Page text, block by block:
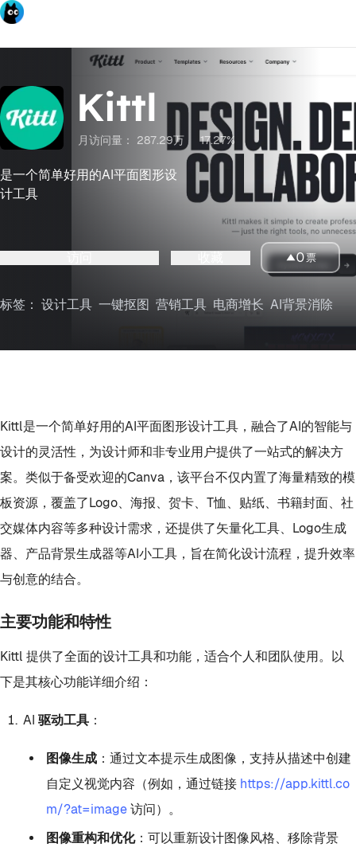
Kittl
月访问量： 287.29万 17.27%
是一个简单好用的AI平面图形设
计工具
0票
标签： 设计工具 一键抠图 营销工具 电商增长 AI背景消除
Kittl是一个简单好用的AI平面图形设计工具，融合了AI的智能与
设计的灵活性，为设计师和非专业用户提供了一站式的解决方
案。类似于备受欢迎的Canva，该平台不仅内置了海量精致的模
板资源，覆盖了Logo、海报、贺卡、T恤、贴纸、书籍封面、社
交媒体内容等多种设计需求，还提供了矢量化工具、Logo生成
器、产品背景生成器等AI小工具，旨在简化设计流程，提升效率
与创意的结合。
主要功能和特性
Kittl 提供了全面的设计工具和功能，适合个人和团队使用。以
下是其核心功能详细介绍：
AI 驱动工具：
图像生成：通过文本提示生成图像，支持从描述中创建
自定义视觉内容（例如，通过链接 https://app.kittl.co
m/?at=image访问）。
图像重构和优化：可以重新设计图像风格、移除背景